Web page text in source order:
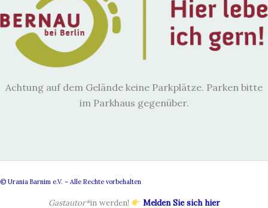
Achtung auf dem Gelände keine Parkplätze. Parken bitte
im Parkhaus gegenüber.
© Urania Barnim e.V. – Alle Rechte vorbehalten
Gastautor*in werden! Melden Sie sich hier